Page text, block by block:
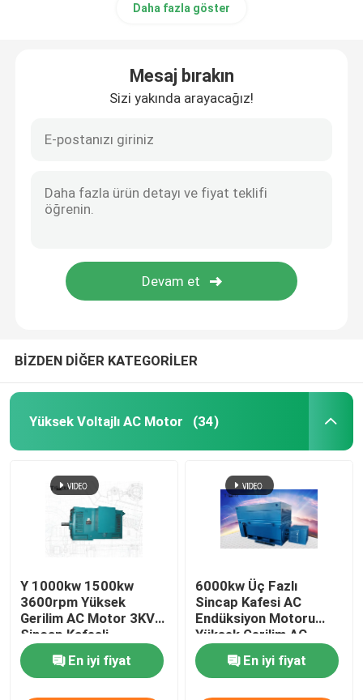
Daha fazla göster
Mesaj bırakın
Sizi yakında arayacağız!
BİZDEN DİĞER KATEGORİLER
Yüksek Voltajlı AC Motor (34)
Y 1000kw 1500kw
3600rpm Yüksek
Gerilim AC Motor 3KV
Sincap Kafesli
İndüksiyon Makinesi
En iyi fiyat
6000kw Üç Fazlı
Sincap Kafesi AC
Endüksiyon Motoru
Yüksek Gerilim AC
Motor 6kv 10kv
En iyi fiyat